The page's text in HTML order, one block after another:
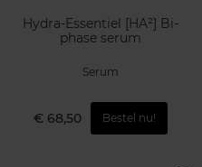
Hydra-Essentiel [HA²] Bi-
phase serum
Serum
€ 68,50 Bestel nu!